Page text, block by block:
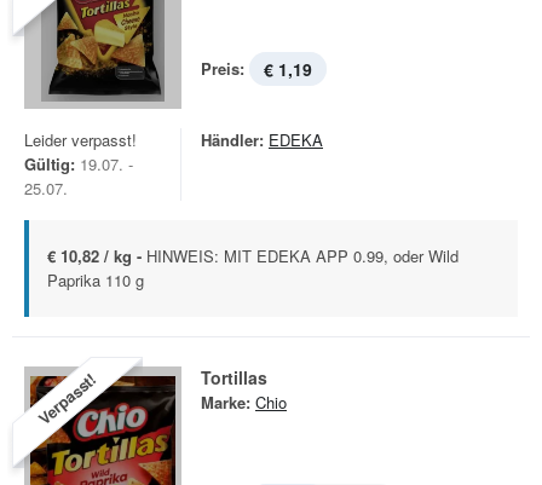
Preis: € 1,19
Leider verpasst!
Gültig: 19.07. -
25.07.
Händler: EDEKA
€ 10,82 / kg - HINWEIS: MIT EDEKA APP 0.99, oder Wild
Paprika 110 g
Verpasst! Tortillas
Marke: Chio